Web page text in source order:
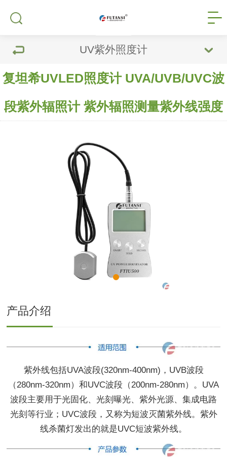
UV紫外照度计
复坦希UVLED照度计 UVA/UVB/UVC波
段紫外辐照计 紫外辐照测量紫外线强度
产品介绍
紫外线包括UVA波段(320nm-400nm)，UVB波段
（280nm-320nm）和UVC波段（200nm-280nm）。 UVA
波段主要用于光固化、光刻曝光、紫外光源、集成电路
光刻等行业；UVC波段，又称为短波灭菌紫外线。紫外
线杀菌灯发出的就是UVC短波紫外线。